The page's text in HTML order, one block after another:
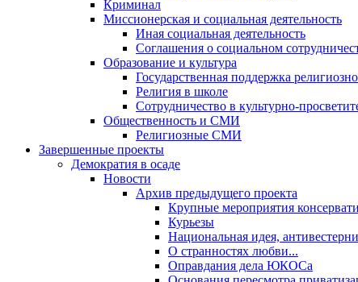
Криминал
Миссионерская и социальная деятельность
Иная социальная деятельность
Соглашения о социальном
Образование и культура
Государственная поддержка
Религия в школе
Сотрудничество в культурно-
Общественность и СМИ
Религиозные СМИ
Завершенные проекты
Демократия в осаде
Новости
Архив предыдущего проекта
Крупные мероприятия
Курьезы
Национальная идея,
О странностях любви...
Оправдания дела ЮКОСа